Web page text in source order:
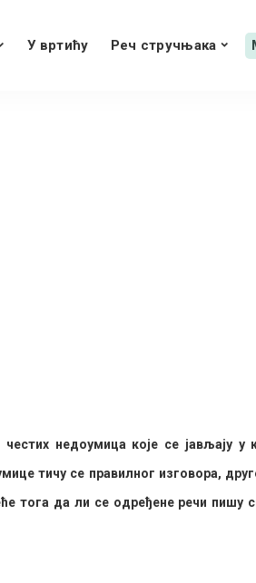
У вртићу Реч стручњака
недоумица које се јављају у
тичу се правилног изговора,
тога да ли се одређене речи пишу